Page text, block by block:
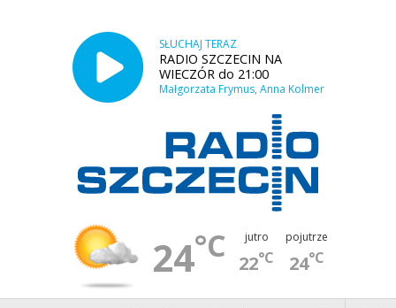
SŁUCHAJ TERAZ
RADIO SZCZECIN NA
WIECZÓR do 21:00
Małgorzata Frymus, Anna Kolmer
24°C jutro
22°C
pojutrze
24°C